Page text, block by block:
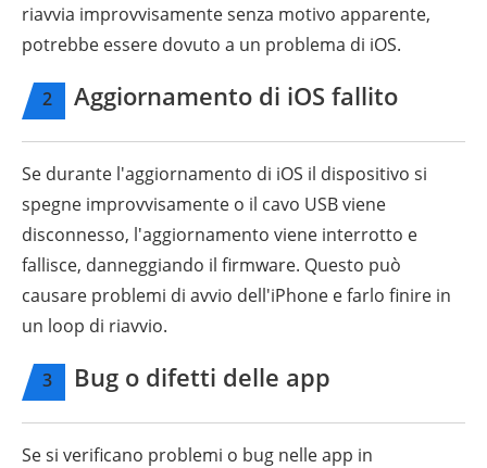
riavvia improvvisamente senza motivo apparente,
potrebbe essere dovuto a un problema di iOS.
2 Aggiornamento di iOS fallito
Se durante l'aggiornamento di iOS il dispositivo si
spegne improvvisamente o il cavo USB viene
disconnesso, l'aggiornamento viene interrotto e
fallisce, danneggiando il firmware. Questo può
causare problemi di avvio dell'iPhone e farlo finire in
un loop di riavvio.
3 Bug o difetti delle app
Se si verificano problemi o bug nelle app in